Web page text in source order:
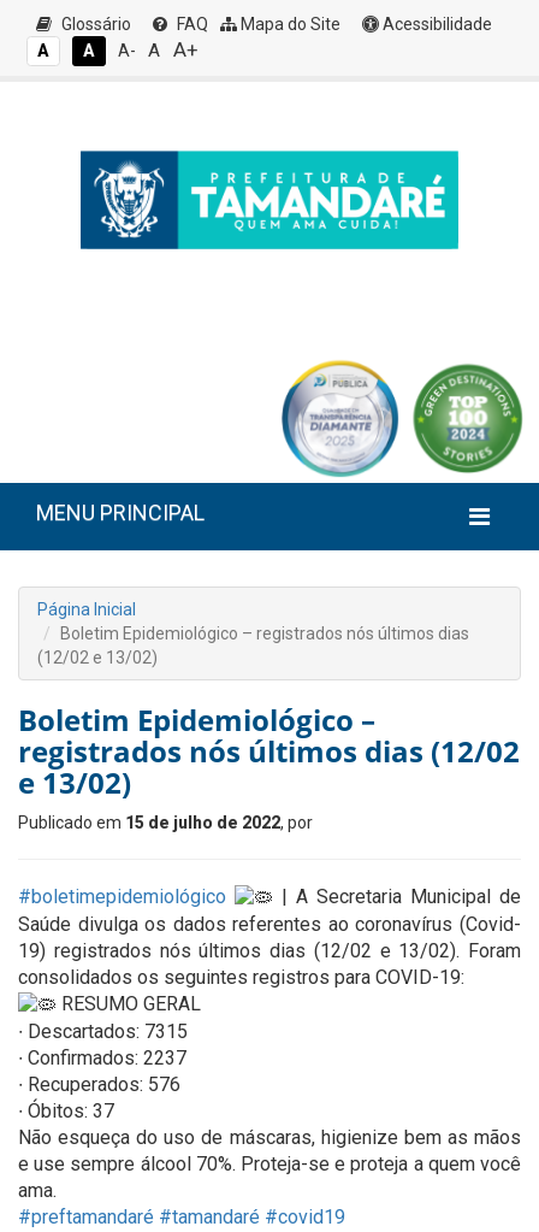
Glossário FAQ Mapa do Site
Acessibilidade
A
A A- A A+
MENU PRINCIPAL
Página Inicial
Boletim Epidemiológico – registrados nós últimos dias
(12/02 e 13/02)
Boletim Epidemiológico –
registrados nós últimos dias (12/02
e 13/02)
Publicado em 15 de julho de 2022, por
#boletimepidemiológico
| A Secretaria Municipal de
Saúde divulga os dados referentes ao coronavírus (Covid-
19) registrados nós últimos dias (12/02 e 13/02). Foram
consolidados os seguintes registros para COVID-19:
RESUMO GERAL
∙ Descartados: 7315
∙ Confirmados: 2237
∙ Recuperados: 576
∙ Óbitos: 37
Não esqueça do uso de máscaras, higienize bem as mãos
e use sempre álcool 70%. Proteja-se e proteja a quem você
ama.
#preftamandaré #tamandaré #covid19